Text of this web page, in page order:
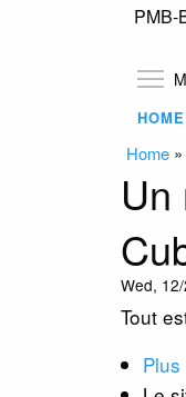
PMB-
HOME
Home »
Wed,
Tout